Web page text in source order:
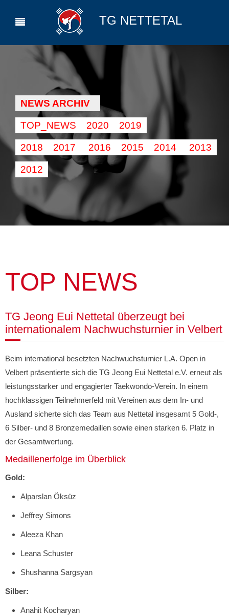
TG NETTETAL
NEWS ARCHIV
TOP_NEWS 2020 2019
2018 2017 2016 2015 2014 2013
2012
TOP NEWS
TG Jeong Eui Nettetal überzeugt bei
internationalem Nachwuchsturnier in Velbert
Beim international besetzten Nachwuchsturnier L.A. Open in
Velbert präsentierte sich die TG Jeong Eui Nettetal e.V. erneut als
leistungsstarker und engagierter Taekwondo-Verein. In einem
hochklassigen Teilnehmerfeld mit Vereinen aus dem In- und
Ausland sicherte sich das Team aus Nettetal insgesamt 5 Gold-,
6 Silber- und 8 Bronzemedaillen sowie einen starken 6. Platz in
der Gesamtwertung.
Medaillenerfolge im Überblick
Gold:
Alparslan Öksüz
Jeffrey Simons
Aleeza Khan
Leana Schuster
Shushanna Sargsyan
Silber:
Anahit Kocharyan